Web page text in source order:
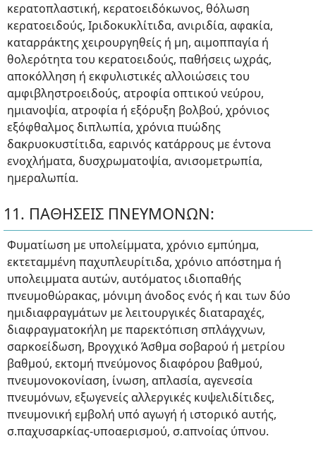
κερατοπλαστική, κερατοειδόκωνος, θόλωση
κερατοειδούς, Ιριδοκυκλίτιδα, ανιριδία, αφακία,
καταρράκτης χειρουργηθείς ή μη, αιμοππαγία ή
θολερότητα του κερατοειδούς, παθήσεις ωχράς,
αποκόλληση ή εκφυλιστικές αλλοιώσεις του
αμφιβληστροειδούς, ατροφία οπτικού νεύρου,
ημιανοψία, ατροφία ή εξόρυξη βολβού, χρόνιος
εξόφθαλμος διπλωπία, χρόνια πυώδης
δακρυοκυστίτιδα, εαρινός κατάρρους με έντονα
ενοχλήματα, δυσχρωματοψία, ανισομετρωπία,
ημεραλωπία.
11. ΠΑΘΗΣΕΙΣ ΠΝΕΥΜΟΝΩΝ:
Φυματίωση με υπολείμματα, χρόνιο εμπύημα,
εκτεταμμένη παχυπλευρίτιδα, χρόνιο απόστημα ή
υπολειμματα αυτών, αυτόματος ιδιοπαθής
πνευμοθώρακας, μόνιμη άνοδος ενός ή και των δύο
ημιδιαφραγμάτων με λειτουργικές διαταραχές,
διαφραγματοκήλη με παρεκτόπιση σπλάγχνων,
σαρκοείδωση, Βρογχικό Άσθμα σοβαρού ή μετρίου
βαθμού, εκτομή πνεύμονος διαφόρου βαθμού,
πνευμονοκονίαση, ίνωση, απλασία, αγενεσία
πνευμόνων, εξωγενείς αλλεργικές κυψελιδίτιδες,
πνευμονική εμβολή υπό αγωγή ή ιστορικό αυτής,
σ.παχυσαρκίας-υποαερισμού, σ.απνοίας ύπνου.